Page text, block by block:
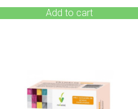
Add to cart